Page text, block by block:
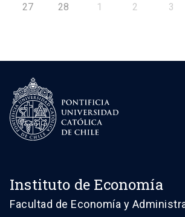
27 28 1 2 3
Instituto de Economía
Facultad de Economía y